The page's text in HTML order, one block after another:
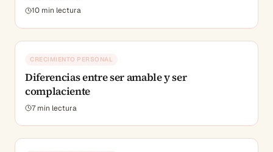
10 min lectura
CRECIMIENTO PERSONAL
Diferencias entre ser amable y ser
complaciente
7min lectura